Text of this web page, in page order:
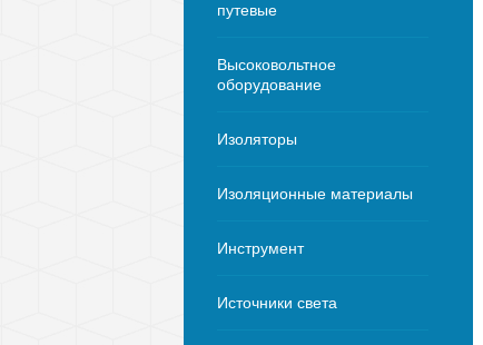
путевые
Высоковольтное
оборудование
Изоляторы
Изоляционные материалы
Инструмент
Источники света